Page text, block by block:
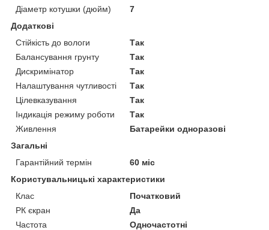
Діаметр котушки (дюйм)
7
Додаткові
Стійкість до вологи
Так
Балансування грунту
Так
Дискримінатор
Так
Налаштування чутливості
Так
Цілевказування
Так
Індикація режиму роботи
Так
Живлення
Батарейки одноразові
Загальні
Гарантійний термін
60 міс
Користувальницькі характеристики
Клас
Початковий
РК єкран
Да
Частота
Одночастотні